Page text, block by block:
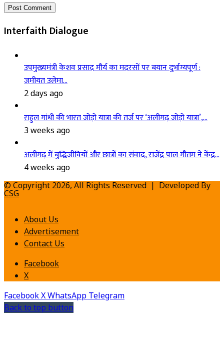
Interfaith Dialogue
उपमुख्यमंत्री केशव प्रसाद मौर्य का मदरसों पर बयान दुर्भाग्यपूर्ण :
जमीयत उलेमा…
2 days ago
राहुल गांधी की भारत जोड़ो यात्रा की तर्ज पर ‘अलीगढ़ जोड़ो यात्रा’,…
3 weeks ago
अलीगढ़ में बुद्धिजीवियों और छात्रों का संवाद, राजेंद्र पाल गौतम ने केंद्र…
4 weeks ago
© Copyright 2026, All Rights Reserved | Developed By
CSG
About Us
Advertisement
Contact Us
Facebook
X
FacebookXWhatsApp Telegram
Back to top button